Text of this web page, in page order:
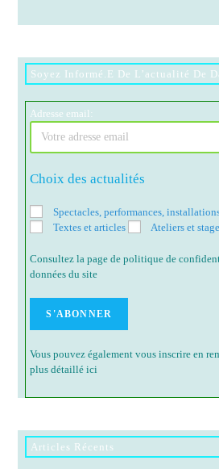
Soyez Informé.e De L’actualité De
Adresse email:
Choix des actualités
Spectacles, performances,
Textes et articles
Ateliers et
Consultez la page de politique de
données du site
Vous pouvez également vous inscrire en
plus détaillé ici
Articles Récents